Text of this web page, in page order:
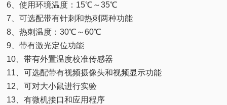
6、使用环境温度：15℃～35℃
7、可选配带有针刺和热刺两种功能
8、热刺温度：30℃～60℃
9、带有激光定位功能
10、带有外置温度校准传感器
11、可选配带有视频摄像头和视频显示功能
12、可对大小鼠进行实验
13、有微机接口和应用程序